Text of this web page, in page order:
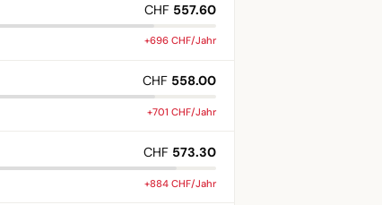
CHF 557.60
+696 CHF/Jahr
CHF 558.00
+701 CHF/Jahr
CHF 573.30
+884 CHF/Jahr